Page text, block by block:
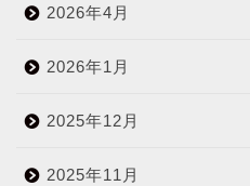
2026年4月
2026年1月
2025年12月
2025年11月